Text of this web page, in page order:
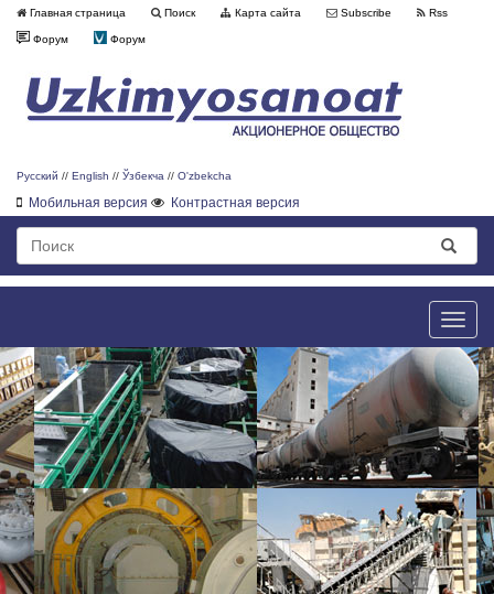
Главная страница Поиск Карта сайта Subscribe Rss
Форум Форум
Русский // English // Ўзбекча // O'zbekcha
Мобильная версия Контрастная версия
Toggle